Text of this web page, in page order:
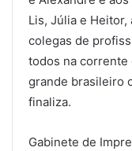
Lis, Júlia e
colegas de
todos na corrente
grande brasileiro
finaliza.
Gabinete de